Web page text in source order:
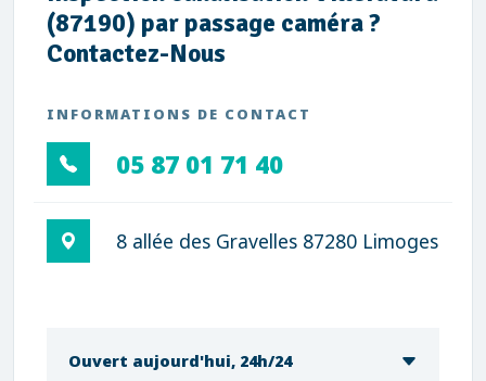
(87190) par passage caméra ?
Contactez-Nous
INFORMATIONS DE CONTACT
05 87 01 71 40
8 allée des Gravelles 87280 Limoges
Ouvert aujourd'hui, 24h/24